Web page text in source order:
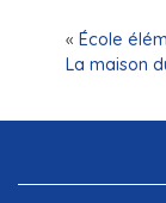
« École
La maison